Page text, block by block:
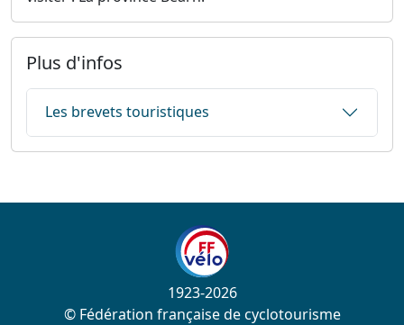
Plus d'infos
Les brevets touristiques
1923-2026
© Fédération française de cyclotourisme